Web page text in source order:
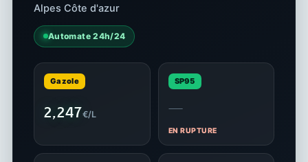
Alpes Côte d'azur
Automate 24h/24
Gazole
2,247€/L
SP95
—
EN RUPTURE